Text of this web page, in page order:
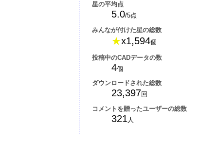
星の平均点
5.0/5点
みんなが付けた星の総数
★x1,594個
投稿中のCADデータの数
4個
ダウンロードされた総数
23,397回
コメントを贈ったユーザーの総数
321人